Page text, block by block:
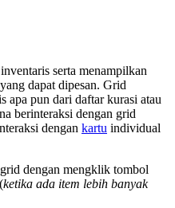
serta menampilkan
dapat dipesan. Grid
apa pun dari daftar kurasi atau
berinteraksi dengan grid
dengan kartu individual
dengan mengklik tombol
(ketika ada item lebih banyak